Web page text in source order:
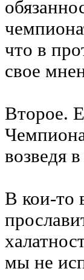
что в
свое
Второе.
возведя
В кои-то
мы не